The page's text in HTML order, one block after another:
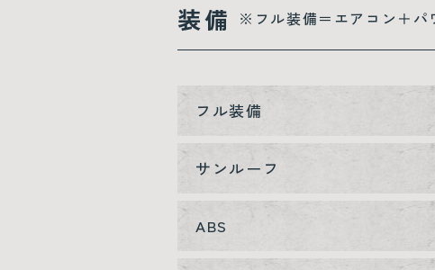
装備 ※フル装備＝エアコン＋パ
フル装備
サンルーフ
ABS